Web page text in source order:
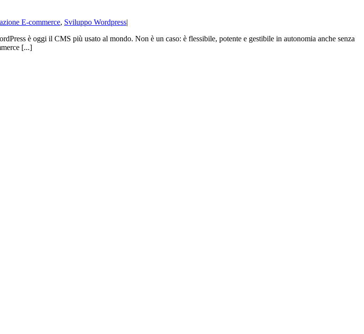
E-commerce, Sviluppo Wordpress|
è oggi il CMS più usato al mondo. Non è un caso: è flessibile, potente e gestibile in autonomia anche senza
[...]